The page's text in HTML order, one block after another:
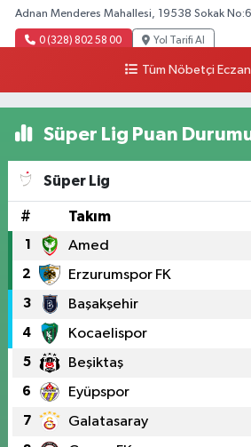
Adnan Menderes Mahallesi, 19538 Sokak
0 (328) 802 58 00 Yol Tarifi Al
Tüm Nöbetçi
Süper Lig Puan
Süper Lig
# Takım
1 Amed
2 Erzurumspor FK
3 Başakşehir
4 Kocaelispor
5 Beşiktaş
6 Eyüpspor
7 Galatasaray